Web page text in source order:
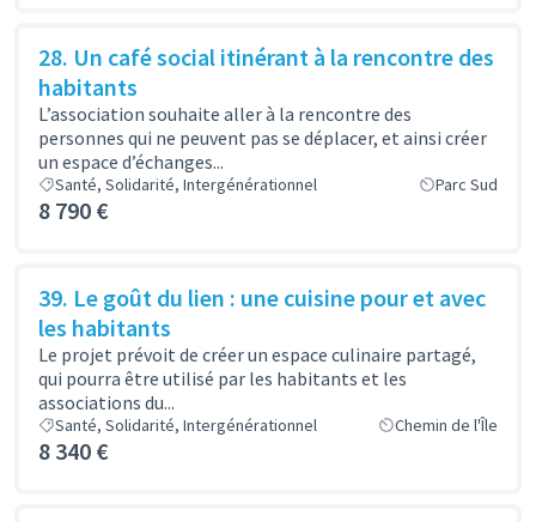
28. Un café social itinérant à la rencontre des
habitants
L’association souhaite aller à la rencontre des
personnes qui ne peuvent pas se déplacer, et ainsi créer
un espace d’échanges...
Santé, Solidarité, Intergénérationnel Parc Sud
8 790 €
39. Le goût du lien : une cuisine pour et avec
les habitants
Le projet prévoit de créer un espace culinaire partagé,
qui pourra être utilisé par les habitants et les
associations du...
Santé, Solidarité, Intergénérationnel Chemin de l'Île
8 340 €